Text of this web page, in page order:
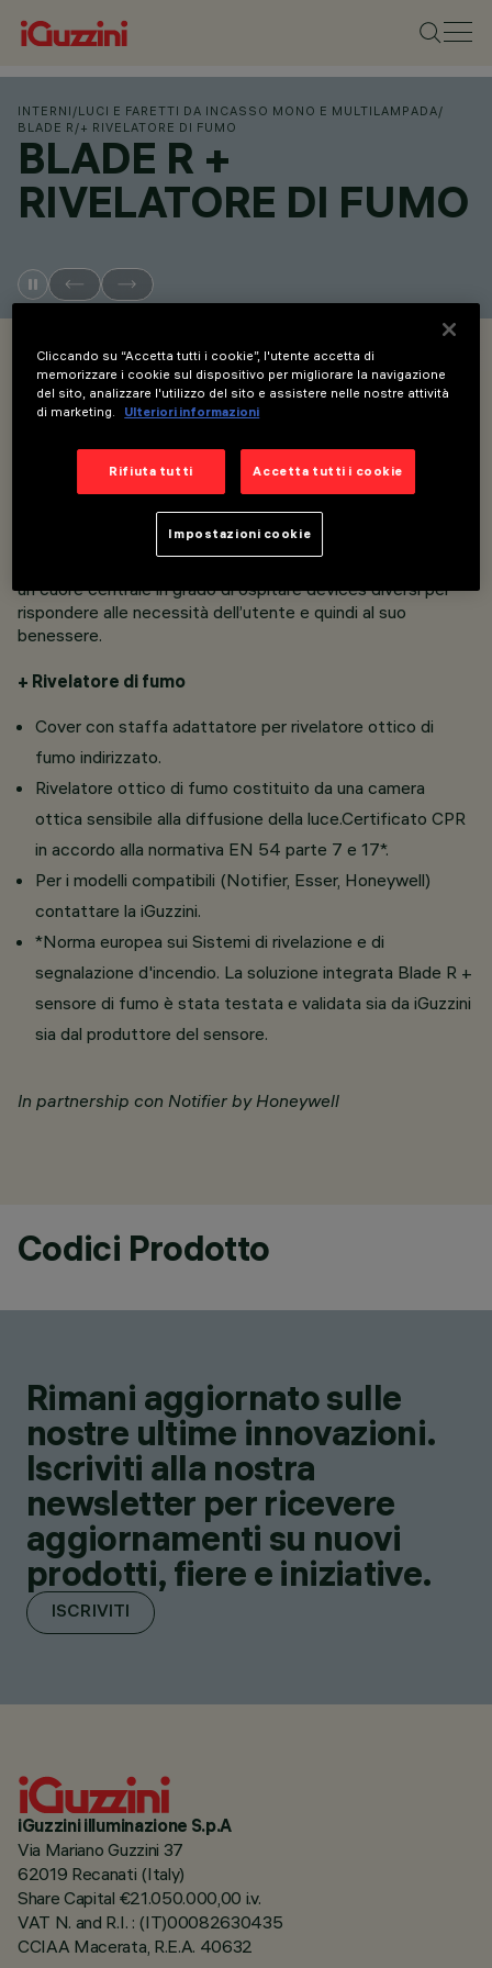
INTERNI /LUCI E FARETTI DA INCASSO MONO E MULTILAMPADA/
BLADE R /+ RIVELATORE DI FUMO
BLADE R +
RIVELATORE DI FUMO
VISUALIZZA I CODICI PRODOTTO
Overview
Blade R integra per semplificare: un anello di luce
un cuore centrale in grado di ospitare devices diversi per
rispondere alle necessità dell’utente e quindi al suo
benessere.
+ Rivelatore di fumo
Cover con staffa adattatore per rivelatore ottico di
fumo indirizzato.
Rivelatore ottico di fumo costituito da una camera
ottica sensibile alla diffusione della luce.Certificato CPR
in accordo alla normativa EN 54 parte 7 e 17*.
Per i modelli compatibili (Notifier, Esser, Honeywell)
contattare la iGuzzini.
*Norma europea sui Sistemi di rivelazione e di
segnalazione d'incendio. La soluzione integrata Blade R +
sensore di fumo è stata testata e validata sia da iGuzzini
sia dal produttore del sensore.
In partnership con Notifier by Honeywell
Codici Prodotto
Rimani aggiornato sulle
nostre ultime innovazioni.
Iscriviti alla nostra
newsletter per ricevere
aggiornamenti su nuovi
prodotti, fiere e iniziative.
ISCRIVITI
iGuzzini illuminazione S.p.A
Via Mariano Guzzini 37
62019 Recanati (Italy)
Share Capital €21.050.000,00 i.v.
VAT N. and R.I. : (IT)00082630435
CCIAA Macerata, R.E.A. 40632
Cliccando su “Accetta tutti i cookie”, l'utente accetta di
memorizzare i cookie sul dispositivo per migliorare la navigazione
del sito, analizzare l'utilizzo del sito e assistere nelle nostre attività
di marketing.
Ulteriori informazioni
Rifiuta tutti Accetta tutti i cookie
Impostazioni cookie